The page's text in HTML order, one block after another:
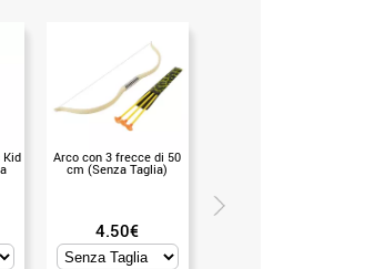
Kid Arco con 3 frecce di 50
cm (Senza Taglia)
4.50€